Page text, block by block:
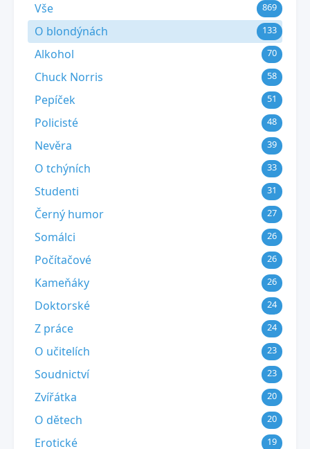
Vše 869
O blondýnách 133
Alkohol 70
Chuck Norris 58
Pepíček 51
Policisté 48
Nevěra 39
O tchýních 33
Studenti 31
Černý humor 27
Somálci 26
Počítačové 26
Kameňáky 26
Doktorské 24
Z práce 24
O učitelích 23
Soudnictví 23
Zvířátka 20
O dětech 20
Erotické 19